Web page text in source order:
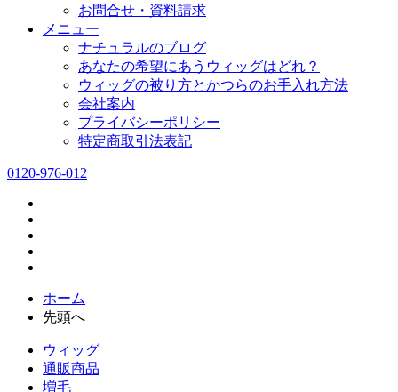
お問合せ・資料請求
メニュー
ナチュラルのブログ
あなたの希望にあうウィッグはどれ？
ウィッグの被り方とかつらのお手入れ方法
会社案内
プライバシーポリシー
特定商取引法表記
0120-976-012
ホーム
先頭へ
ウィッグ
通販商品
増毛